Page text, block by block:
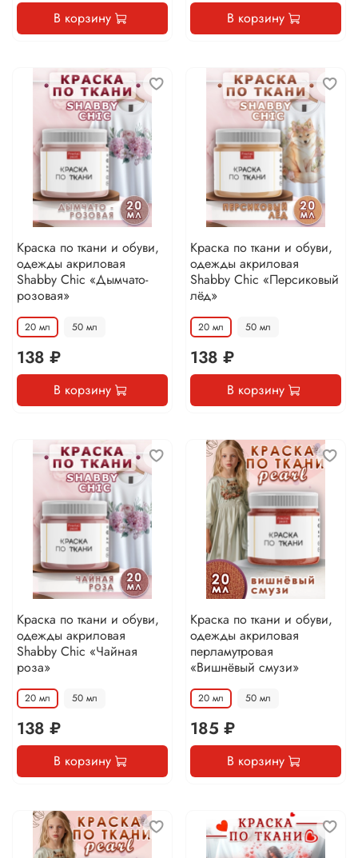
В корзину В корзину
Краска по ткани и обуви,
одежды акриловая
Shabby Chic «Дымчато-
розовая»
20 мл 50 мл
138 ₽
В корзину
Краска по ткани и обуви,
одежды акриловая
Shabby Chic «Персиковый
лёд»
20 мл 50 мл
138 ₽
В корзину
Краска по ткани и обуви,
одежды акриловая
Shabby Chic «Чайная
роза»
20 мл 50 мл
138 ₽
В корзину
Краска по ткани и обуви,
одежды акриловая
перламутровая
«Вишнёвый смузи»
20 мл 50 мл
185 ₽
В корзину